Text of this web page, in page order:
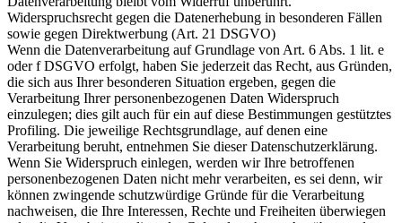
Widerspruchsrecht gegen die Datenerhebung in besonderen Fällen
sowie gegen Direktwerbung (Art. 21 DSGVO)
Wenn die Datenverarbeitung auf Grundlage von Art. 6 Abs. 1 lit. e
oder f DSGVO erfolgt, haben Sie jederzeit das Recht, aus Gründen,
die sich aus Ihrer besonderen Situation ergeben, gegen die
Verarbeitung Ihrer personenbezogenen Daten Widerspruch
einzulegen; dies gilt auch für ein auf diese Bestimmungen gestütztes
Profiling. Die jeweilige Rechtsgrundlage, auf denen eine
Verarbeitung beruht, entnehmen Sie dieser Datenschutzerklärung.
Wenn Sie Widerspruch einlegen, werden wir Ihre betroffenen
personenbezogenen Daten nicht mehr verarbeiten, es sei denn, wir
können zwingende schutzwürdige Gründe für die Verarbeitung
nachweisen, die Ihre Interessen, Rechte und Freiheiten überwiegen